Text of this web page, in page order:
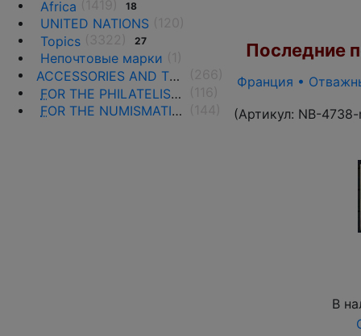
Africa 18
UNITED NATIONS
Topics
27
Непочтовые марки
ACCESSORIES AND THE LITERATURE
FOR THE PHILATELISTS
FOR THE NUMISMATISTS
Последние
Франция •
(Артикул: NB-4738-
В